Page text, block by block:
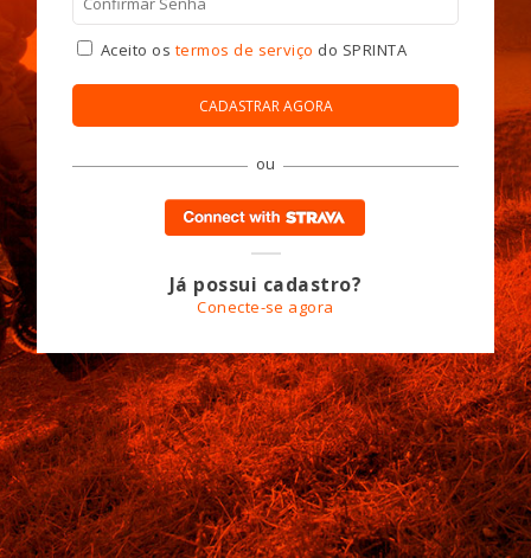
Aceito os termos de serviço do SPRINTA
CADASTRAR AGORA
ou
Já possui cadastro?
Conecte-se agora